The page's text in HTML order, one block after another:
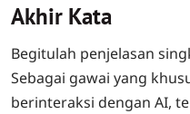
Akhir Kata
Begitulah penjelasan
Sebagai gawai yang
berinteraksi dengan AI,